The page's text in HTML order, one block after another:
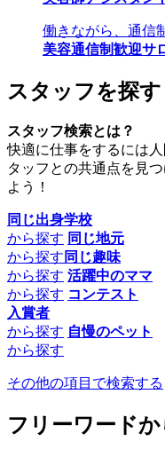
働きながら、通信
美容通信制歓迎サ
スタッフを探す
スタッフ検索とは？
快適に仕事をするには
タッフとの共通点を見
よう！
同じ出身学校
から探す 同じ地元
から探す 同じ趣味
から探す 活躍中のママ
から探す コンテスト
入賞者
から探す 自慢のペット
から探す
その他の項目で検索する
フリーワード